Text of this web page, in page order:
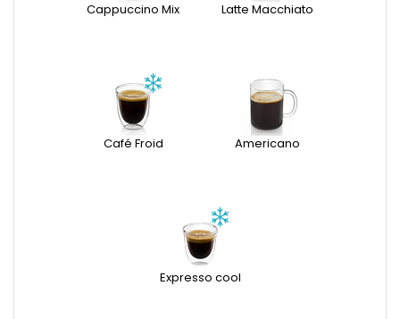
Cappuccino Mix Latte Macchiato
Café Froid Americano
Expresso cool